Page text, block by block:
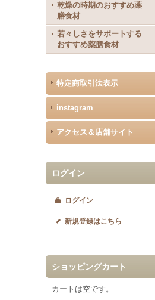
乾燥の時期のおすすめ薬
膳食材
若々しさをサポートする
おすすめ薬膳食材
特定商取引法表示
instagram
アクセス＆店舗サイト
ログイン
ログイン
新規登録はこちら
ショッピングカート
カートは空です。